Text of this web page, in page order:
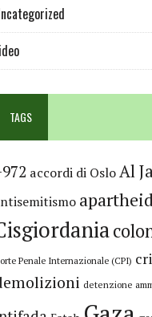
TAGS
accordi di OsloAl
Penale Internazionale (CPI)
detenzione